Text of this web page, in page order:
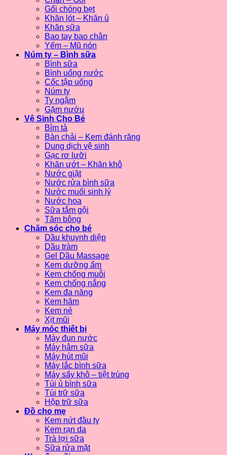
Gối chóng bẹt
Khăn lót – Khăn ủ
Khăn sữa
Bao tay bao chân
Yếm – Mũ nón
Núm ty – Bình sữa
Bình sữa
Bình uống nước
Cốc tập uống
Núm ty
Ty ngậm
Gặm nướu
Vệ Sinh Cho Bé
Bỉm tả
Bàn chải – Kem đánh răng
Dung dịch vệ sinh
Gạc rơ lưỡi
Khăn ướt – Khăn khô
Nước giặt
Nước rửa bình sữa
Nước muối sinh lý
Nước hoa
Sữa tắm gội
Tăm bông
Chăm sóc cho bé
Dầu khuynh diệp
Dầu tràm
Gel Dầu Massage
Kem dưỡng ẩm
Kem chống muỗi
Kem chống nắng
Kem đa năng
Kem hăm
Kem nẻ
Xịt mũi
Máy móc thiết bị
Máy đun nước
Máy hâm sữa
Máy hút mũi
Máy lắc bình sữa
Máy sấy khô – tiệt trùng
Túi ủ bình sữa
Túi trữ sữa
Hộp trữ sữa
Đồ cho mẹ
Kem nứt đầu ty
Kem rạn da
Trà lợi sữa
Sữa rửa mặt